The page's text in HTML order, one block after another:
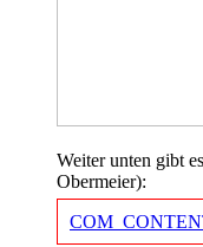
Weiter unten gibt
Obermeier):